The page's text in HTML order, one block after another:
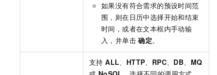
如果没有符合需求的预设时间范
围，则在日历中选择开始和结束
时间，或者在文本框内手动输
入，并单击确定。
支持ALL、 HTTP、 RPC、 DB、 MQ